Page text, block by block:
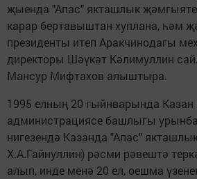
җыенда "Апас" якташлык
карар бертавыштан хуплана, һәм
президенты итеп Аракчинодагы
директоры Шәүкәт Кәлимуллин
Мансур Мифтахов алыштыра.
1995 елның 20 гыйнварында
администрациясе башлыгы
нигезендә Казанда "Апас"
Х.А.Гайнуллин) рәсми рәвештә
алып, инде менә 20 ел, оешма